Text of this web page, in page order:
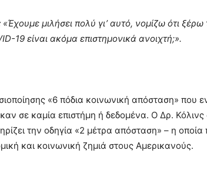
«Έχουμε μιλήσει πολύ γι’ αυτό, νομίζω ότι
19 είναι ακόμα επιστημονικά ανοιχτή;».
«6 πόδια κοινωνική απόσταση» που
σε καμία επιστήμη ή δεδομένα. Ο Δρ.
την οδηγία «2 μέτρα απόσταση» – η
και κοινωνική ζημιά στους Αμερικανούς.